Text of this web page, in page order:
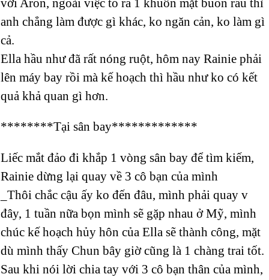
anh chẳng làm được gì khác, ko ngăn cản, ko làm gì
cả.
Ella hầu như đã rất nóng ruột, hôm nay Rainie phải
lên máy bay rồi mà kế hoạch thì hầu như ko có kết
quả khả quan gì hơn.
********Tại sân bay*************
Liếc mắt đảo đi khắp 1 vòng sân bay để tìm kiếm,
Rainie dừng lại quay về 3 cô bạn của mình
_Thôi chắc cậu ấy ko đến đâu, mình phải quay v
đây, 1 tuần nữa bọn mình sẽ gặp nhau ở Mỹ, mình
chúc kế hoạch hủy hôn của Ella sẽ thành công, mặt
dù mình thấy Chun bây giờ cũng là 1 chàng trai tốt.
Sau khi nói lời chia tay với 3 cô bạn thân của mình,